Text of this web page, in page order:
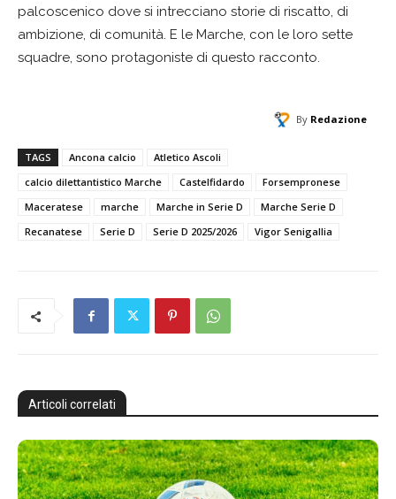
palcoscenico dove si intrecciano storie di riscatto, di
ambizione, di comunità. E le Marche, con le loro sette
squadre, sono protagoniste di questo racconto.
By Redazione
TAGS Ancona calcio
Atletico Ascoli
calcio dilettantistico Marche
Castelfidardo
Forsempronese
Maceratese
marche Marche in Serie D
Marche Serie D
Recanatese
Serie D Serie D 2025/2026 Vigor Senigallia
Articoli correlati